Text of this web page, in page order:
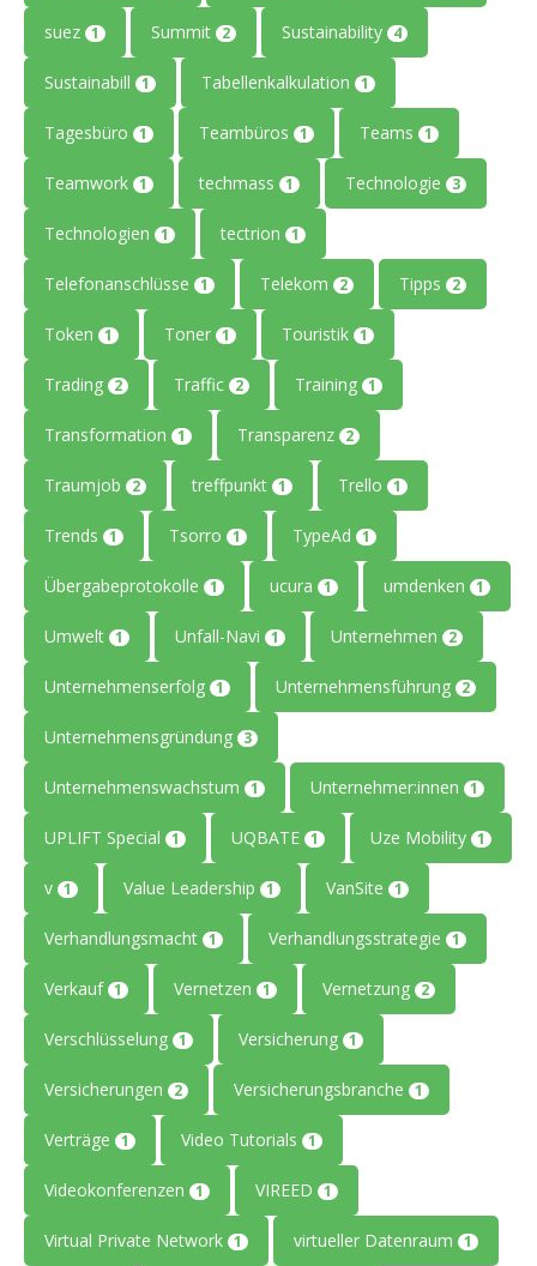
suez 1 Summit 2 Sustainability 4
Sustainabill 1 Tabellenkalkulation 1
Tagesbüro 1 Teambüros 1 Teams 1
Teamwork 1 techmass 1 Technologie 3
Technologien 1 tectrion 1
Telefonanschlüsse 1 Telekom 2 Tipps 2
Token 1 Toner 1 Touristik 1
Trading 2 Traffic 2 Training 1
Transformation 1 Transparenz 2
Traumjob 2 treffpunkt 1 Trello 1
Trends 1 Tsorro 1 TypeAd 1
Übergabeprotokolle 1 ucura 1 umdenken 1
Umwelt 1 Unfall-Navi 1 Unternehmen 2
Unternehmenserfolg 1 Unternehmensführung 2
Unternehmensgründung 3
Unternehmenswachstum 1 Unternehmer:innen 1
UPLIFT Special 1 UQBATE 1 Uze Mobility 1
v 1 Value Leadership 1 VanSite 1
Verhandlungsmacht 1 Verhandlungsstrategie 1
Verkauf 1 Vernetzen 1 Vernetzung 2
Verschlüsselung 1 Versicherung 1
Versicherungen 2 Versicherungsbranche 1
Verträge 1 Video Tutorials 1
Videokonferenzen 1 VIREED 1
Virtual Private Network 1 virtueller Datenraum 1